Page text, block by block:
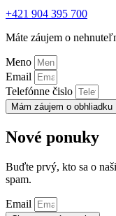
+421 904 395 700
Máte záujem o
Meno
Email
Telefónne čislo
Mám záujem o obhliadku
Nové ponuky
Buďte prvý, kto sa o
spam.
Email